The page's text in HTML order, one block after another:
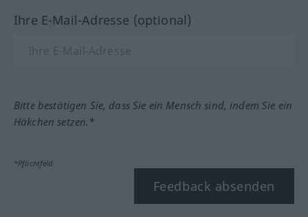
Ihre E-Mail-Adresse (optional)
Bitte bestätigen Sie, dass Sie ein Mensch sind, indem Sie ein
Häkchen setzen.*
*Pflichtfeld
Feedback absenden